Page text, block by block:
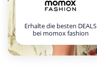
Erhalte die besten DEALS
bei momox fashion